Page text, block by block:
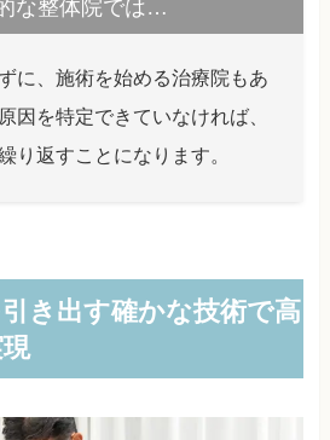
な整体院では…
に、施術を始める治療院もあ
因を特定できていなければ、
り返すことになります。
き出す確かな技術で高